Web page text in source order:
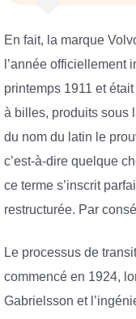
En fait, la marque
l’année officiellement
printemps 1911 et
à billes, produits sous
du nom du latin le
c’est-à-dire quelque
ce terme s’inscrit
restructurée. Par
Le processus de
commencé en 1924,
Gabrielsson et